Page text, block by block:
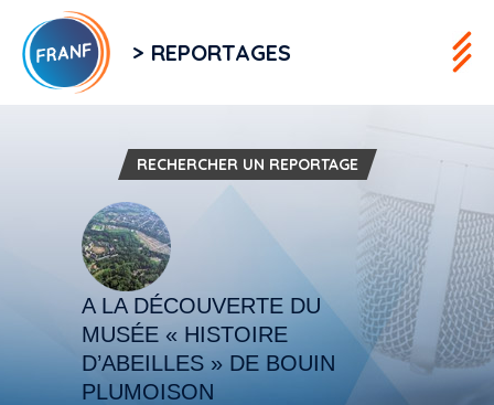
> REPORTAGES
RECHERCHER UN REPORTAGE
A LA DÉCOUVERTE DU
MUSÉE « HISTOIRE
D’ABEILLES » DE BOUIN
PLUMOISON